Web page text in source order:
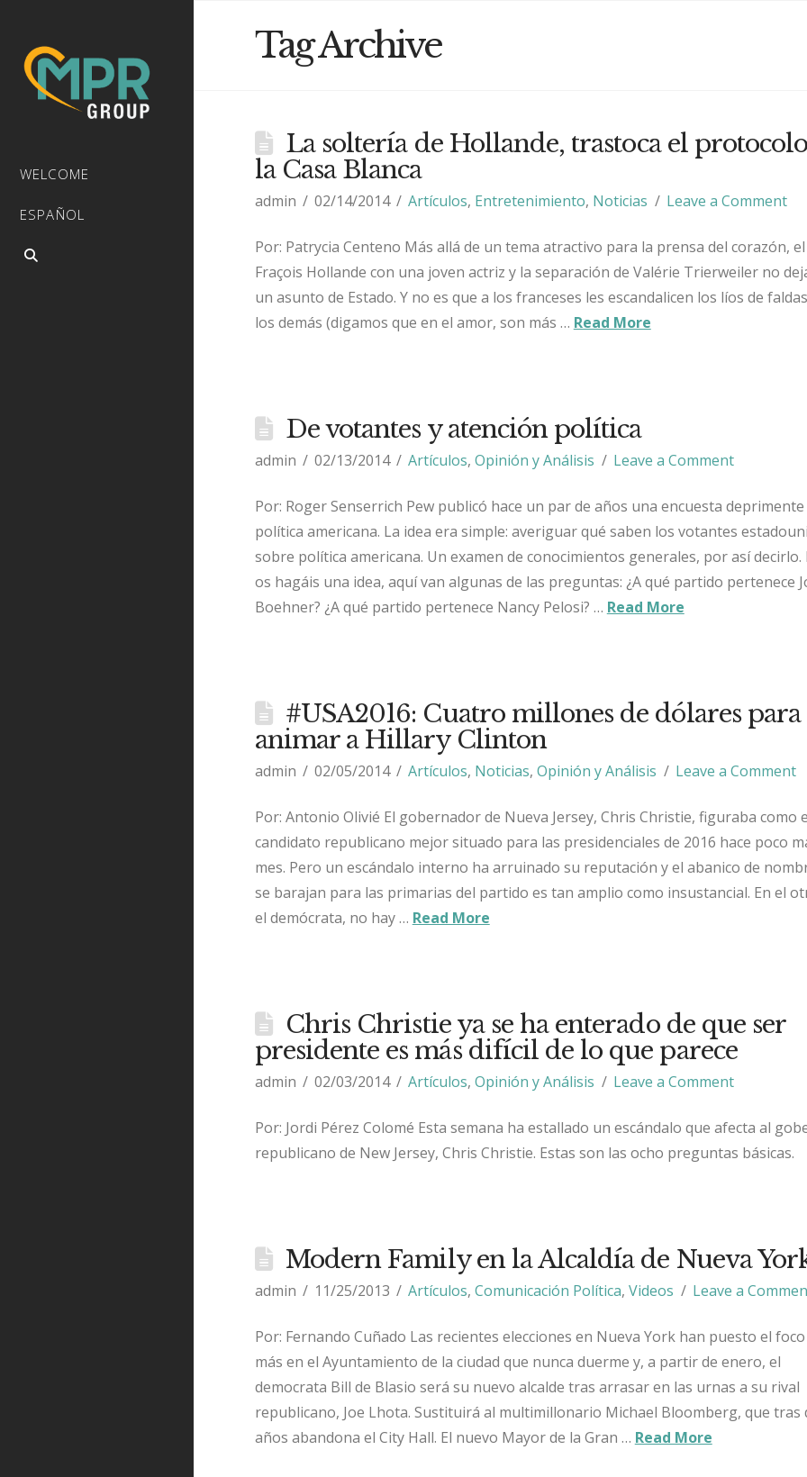
WELCOME
ESPAÑOL
Tag Archive
La soltería de Hollande, trastoca el
la Casa Blanca
admin 02/14/2014 Artículos, Entretenimiento, Noticias Leave a Comment
Por: Patrycia Centeno Más allá de un tema atractivo para la prensa del corazón,
Fraçois Hollande con una joven actriz y la separación de Valérie Trierweiler no
un asunto de Estado. Y no es que a los franceses les escandalicen los líos de
los demás (digamos que en el amor, son más … Read More
De votantes y atención política
admin 02/13/2014 Artículos,Opinión y Análisis Leave a Comment
Por: Roger Senserrich Pew publicó hace un par de años una encuesta
política americana. La idea era simple: averiguar qué saben los votantes
sobre política americana. Un examen de conocimientos generales, por así decirlo.
os hagáis una idea, aquí van algunas de las preguntas: ¿A qué partido pertenece
Boehner? ¿A qué partido pertenece Nancy Pelosi? … Read More
#USA2016: Cuatro millones de dólares para
animar a Hillary Clinton
admin 02/05/2014 Artículos, Noticias,Opinión y Análisis Leave a Comment
Por: Antonio Olivié El gobernador de Nueva Jersey, Chris Christie, figuraba como
candidato republicano mejor situado para las presidenciales de 2016 hace poco
mes. Pero un escándalo interno ha arruinado su reputación y el abanico de
se barajan para las primarias del partido es tan amplio como insustancial. En el
el demócrata, no hay … Read More
Chris Christie ya se ha enterado de que ser
presidente es más difícil de lo que parece
admin 02/03/2014 Artículos,Opinión y Análisis Leave a Comment
Por: Jordi Pérez Colomé Esta semana ha estallado un escándalo que afecta al
republicano de New Jersey, Chris Christie. Estas son las ocho preguntas básicas.
Modern Family en la Alcaldía de Nueva
admin 11/25/2013 Artículos,Comunicación Política,Videos Leave a
Por: Fernando Cuñado Las recientes elecciones en Nueva York han puesto el
más en el Ayuntamiento de la ciudad que nunca duerme y, a partir de enero, el
democrata Bill de Blasio será su nuevo alcalde tras arrasar en las urnas a su rival
republicano, Joe Lhota. Sustituirá al multimillonario Michael Bloomberg, que tras
años abandona el City Hall. El nuevo Mayor de la Gran … Read More